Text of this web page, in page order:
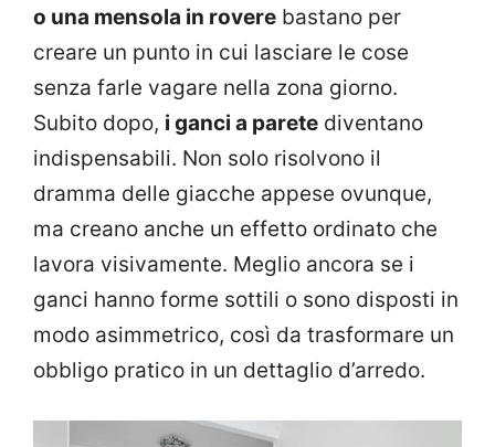
o una mensola in rovere bastano per
creare un punto in cui lasciare le cose
senza farle vagare nella zona giorno.
Subito dopo, i ganci a parete diventano
indispensabili. Non solo risolvono il
dramma delle giacche appese ovunque,
ma creano anche un effetto ordinato che
lavora visivamente. Meglio ancora se i
ganci hanno forme sottili o sono disposti in
modo asimmetrico, così da trasformare un
obbligo pratico in un dettaglio d’arredo.